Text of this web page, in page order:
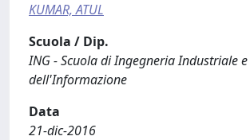
KUMAR, ATUL
Scuola / Dip.
ING - Scuola di Ingegneria Industriale e
dell'Informazione
Data
21-dic-2016